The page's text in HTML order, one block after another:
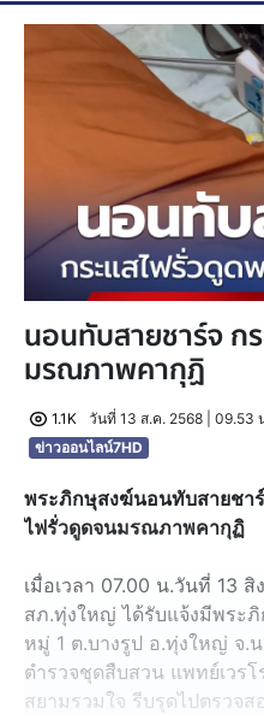
นอนทับสายชาร์จ ก
มรณภาพคากุฏิ
1.1K
วันที่ 13 ส.ค. 2568 | 09.53
ข่าวออนไลน์7HD
พระภิกษุสงฆ์นอนทับสายชา
ไฟรั่วดูดจนมรณภาพคากุฏิ
เมื่อเวลา 07.00 น.วันที่ 13
สภ.ทุ่งใหญ่ ได้รับแจ้งมีพระ
หมู่ 1 ต.บางรูป อ.ทุ่งใหญ่ จ.
ตำรวจชุดสืบสวน แพทย์เวร
สยามรวมใจ รีบรุดไปตรวจส